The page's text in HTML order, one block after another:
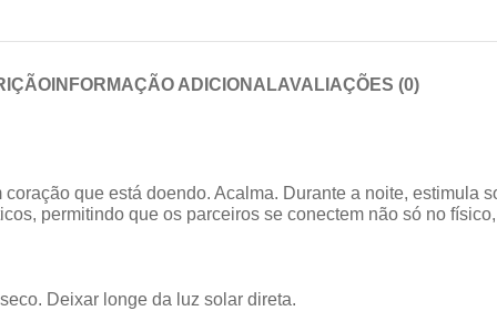
INFORMAÇÃO ADICIONALAVALIAÇÕES (0)
que está doendo. Acalma. Durante a noite, estimula
permitindo que os parceiros se conectem não só no
Deixar longe da luz solar direta.